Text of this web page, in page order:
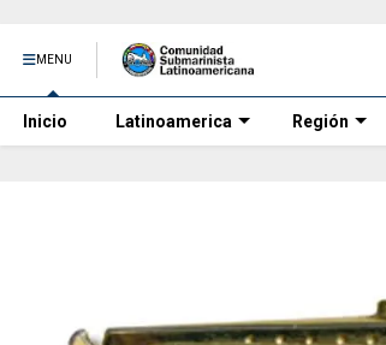
MENU
Inicio Latinoamerica Región